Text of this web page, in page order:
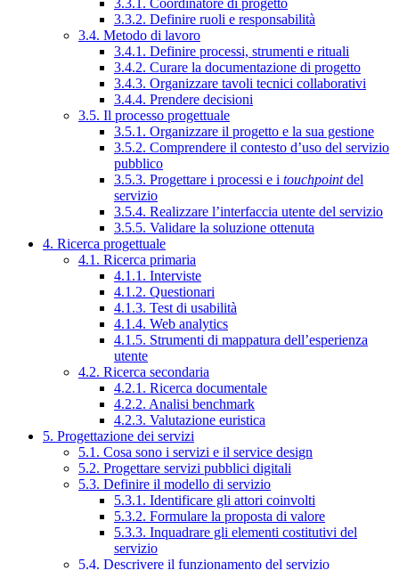
3.3.1. Coordinatore di progetto
3.3.2. Definire ruoli e responsabilità
3.4. Metodo di lavoro
3.4.1. Definire processi, strumenti e rituali
3.4.2. Curare la documentazione di progetto
3.4.3. Organizzare tavoli tecnici collaborativi
3.4.4. Prendere decisioni
3.5. Il processo progettuale
3.5.1. Organizzare il progetto e la sua gestione
3.5.2. Comprendere il contesto d’uso del servizio
pubblico
3.5.3. Progettare i processi e i touchpointdel
servizio
3.5.4. Realizzare l’interfaccia utente del servizio
3.5.5. Validare la soluzione ottenuta
4. Ricerca progettuale
4.1. Ricerca primaria
4.1.1. Interviste
4.1.2. Questionari
4.1.3. Test di usabilità
4.1.4. Web analytics
4.1.5. Strumenti di mappatura dell’esperienza
utente
4.2. Ricerca secondaria
4.2.1. Ricerca documentale
4.2.2. Analisi benchmark
4.2.3. Valutazione euristica
5. Progettazione dei servizi
5.1. Cosa sono i servizi e il service design
5.2. Progettare servizi pubblici digitali
5.3. Definire il modello di servizio
5.3.1. Identificare gli attori coinvolti
5.3.2. Formulare la proposta di valore
5.3.3. Inquadrare gli elementi costitutivi del
servizio
5.4. Descrivere il funzionamento del servizio